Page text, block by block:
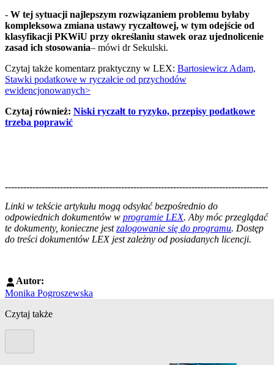
- W tej sytuacji najlepszym rozwiązaniem problemu byłaby
kompleksowa zmiana ustawy ryczałtowej, w tym odejście od
klasyfikacji PKWiU przy określaniu stawek oraz ujednolicenie
zasad ich stosowania– mówi dr Sekulski.
Czytaj także komentarz praktyczny w LEX: Bartosiewicz Adam,
Stawki podatkowe w ryczałcie od przychodów
ewidencjonowanych>
Czytaj również: Niski ryczałt to ryzyko, przepisy podatkowe
trzeba poprawić
--------------------------------------------------------------------------------------
Linki w tekście artykułu mogą odsyłać bezpośrednio do
odpowiednich dokumentów w programie LEX. Aby móc przeglądać
te dokumenty, konieczne jestzalogowanie się do programu. Dostęp
do treści dokumentów LEX jest zależny od posiadanych licencji.
Autor:
Monika Pogroszewska
Czytaj także